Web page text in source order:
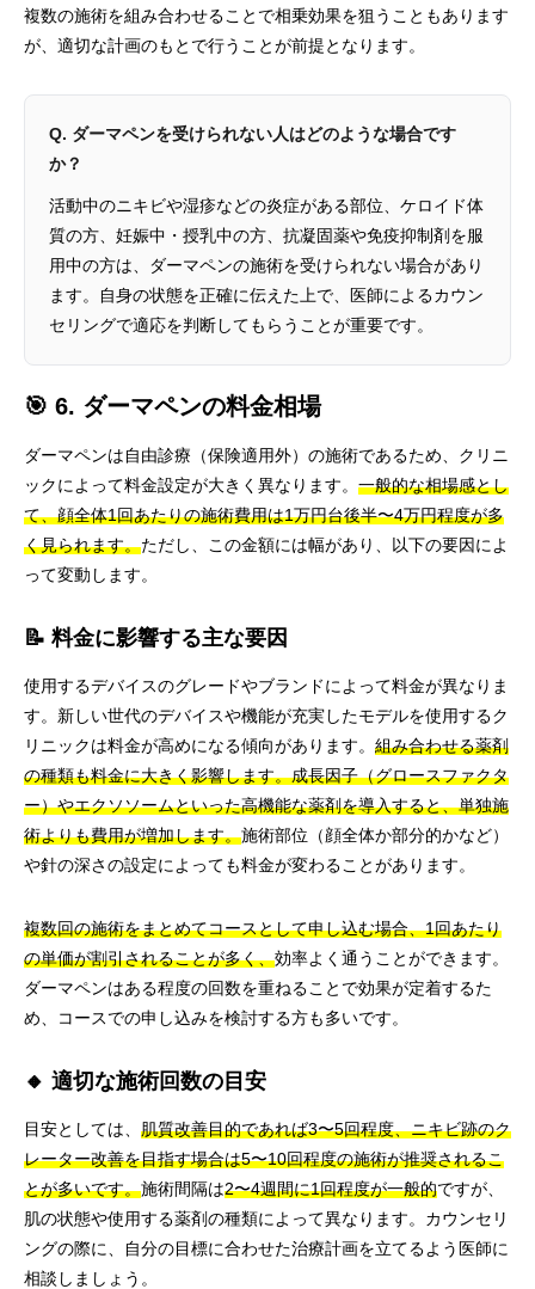
複数の施術を組み合わせることで相乗効果を狙うこともあります
が、適切な計画のもとで行うことが前提となります。
Q. ダーマペンを受けられない人はどのような場合です
か？
活動中のニキビや湿疹などの炎症がある部位、ケロイド体
質の方、妊娠中・授乳中の方、抗凝固薬や免疫抑制剤を服
用中の方は、ダーマペンの施術を受けられない場合があり
ます。自身の状態を正確に伝えた上で、医師によるカウン
セリングで適応を判断してもらうことが重要です。
🎯 6. ダーマペンの料金相場
ダーマペンは自由診療（保険適用外）の施術であるため、クリニ
ックによって料金設定が大きく異なります。 一般的な相場感とし
て、顔全体1回あたりの施術費用は1万円台後半〜4万円程度が多
く見られます。ただし、この金額には幅があり、以下の要因によ
って変動します。
📝 料金に影響する主な要因
使用するデバイスのグレードやブランドによって料金が異なりま
す。新しい世代のデバイスや機能が充実したモデルを使用するク
リニックは料金が高めになる傾向があります。 組み合わせる薬剤
の種類も料金に大きく影響します。成長因子（グロースファクタ
ー）やエクソソームといった高機能な薬剤を導入すると、単独施
術よりも費用が増加します。施術部位（顔全体か部分的かなど）
や針の深さの設定によっても料金が変わることがあります。
複数回の施術をまとめてコースとして申し込む場合、1回あたり
の単価が割引されることが多く、効率よく通うことができます。
ダーマペンはある程度の回数を重ねることで効果が定着するた
め、コースでの申し込みを検討する方も多いです。
🔸 適切な施術回数の目安
目安としては、 肌質改善目的であれば3〜5回程度、ニキビ跡のク
レーター改善を目指す場合は5〜10回程度の施術が推奨されるこ
とが多いです。施術間隔は2〜4週間に1回程度が一般的ですが、
肌の状態や使用する薬剤の種類によって異なります。カウンセリ
ングの際に、自分の目標に合わせた治療計画を立てるよう医師に
相談しましょう。